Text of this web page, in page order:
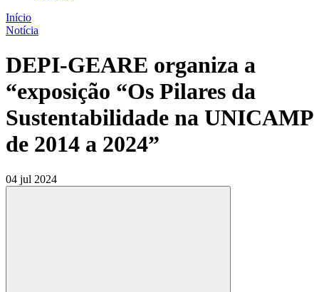
Início
Notícia
DEPI-GEARE organiza a
“exposição “Os Pilares da
Sustentabilidade na UNICAMP
de 2014 a 2024”
04 jul 2024